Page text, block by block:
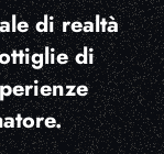
di realtà
di